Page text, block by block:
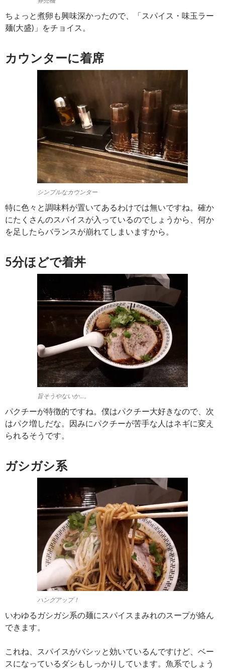
ちょっと煮卵も興味深かったので、「スパイス・味玉ラー
麺(大盛)」をチョイス。
カウンターに着席
シンプルなカウンター
特に色々と調味料が置いてあるわけでは無いですね。確か
にたくさんのスパイスが入っているのでしょうから、何か
を足したらバランスが崩れてしまいますから。
5分ほどで着丼
旨そうやないか…。
パクチーが特徴的ですね。僕はパクチー大好きなので、次
はパク増しだな。因みにパクチーが苦手な人はネギに変え
られるそうです。
ガシガシ系
ハングアップ！
いわゆるガシガシ系の麺にスパイスまみれのスープが絡ん
できます。
これね、スパイスがバシッと効いているんですけど、ベー
スになっているダシもしっかりしています。魚系でしょう